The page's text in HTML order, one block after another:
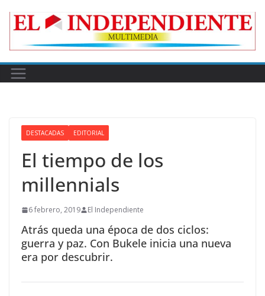
DESTACADAS EDITORIAL
El tiempo de los
millennials
6 febrero, 2019 El Independiente
Atrás queda una época de dos ciclos:
guerra y paz. Con Bukele inicia una nueva
era por descubrir.